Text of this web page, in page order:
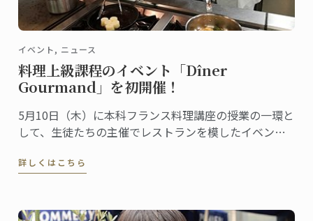
イベント, ニュース
料理上級課程のイベント「Dîner
Gourmand」を初開催！
5月10日（木）に本科フランス料理講座の授業の一環と
して、生徒たちの主催でレストランを模したイベント
なったフランス料理ディプロムに加わった講座内容の
詳しくはこちら